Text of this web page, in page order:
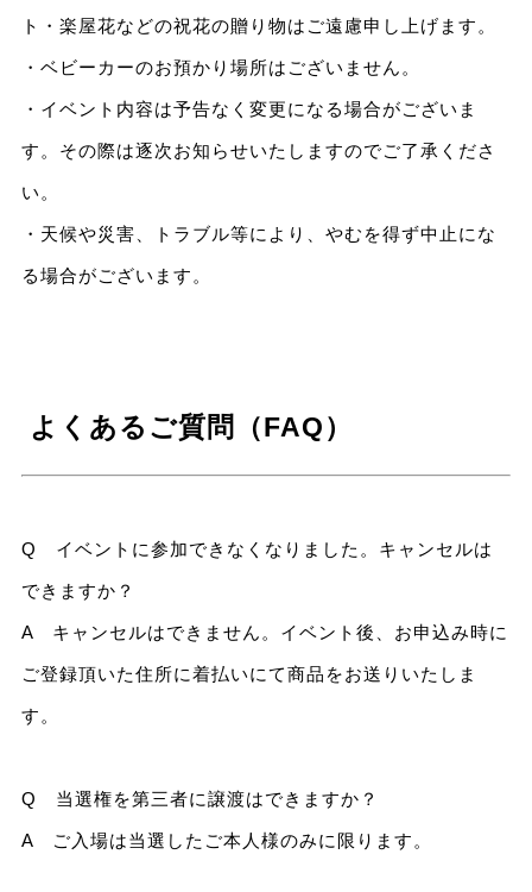
ト・楽屋花などの祝花の贈り物はご遠慮申し上げます。
・ベビーカーのお預かり場所はございません。
・イベント内容は予告なく変更になる場合がございま
す。その際は逐次お知らせいたしますのでご了承くださ
い。
・天候や災害、トラブル等により、やむを得ず中止にな
る場合がございます。
よくあるご質問（FAQ）
Q イベントに参加できなくなりました。キャンセルは
できますか？
A キャンセルはできません。イベント後、お申込み時に
ご登録頂いた住所に着払いにて商品をお送りいたしま
す。
Q 当選権を第三者に譲渡はできますか？
A ご入場は当選したご本人様のみに限ります。